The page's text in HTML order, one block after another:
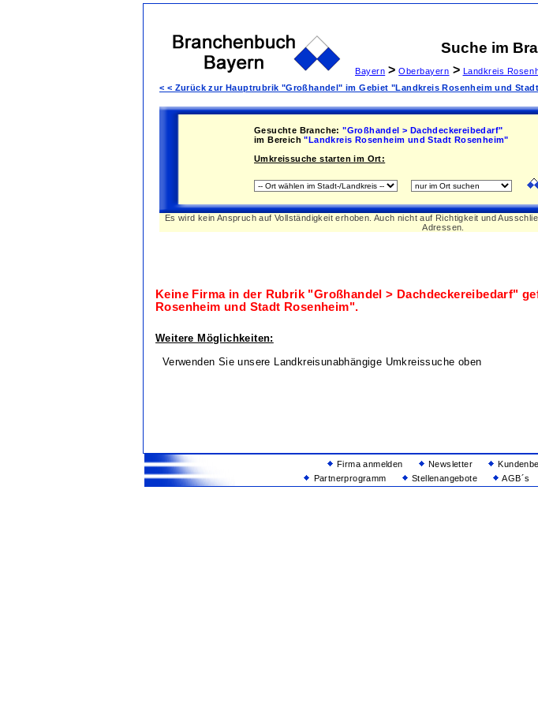
Suche im
Bayern > Oberbayern > Landkreis
< < Zurück zur Hauptrubrik "Großhandel" im Gebiet "Landkreis Rosenheim und
Gesuchte Branche: "Großhandel > Dachdeckereibedarf"
im Bereich "Landkreis Rosenheim und Stadt Rosenheim"
Umkreissuche starten im Ort:
Es wird kein Anspruch auf Vollständigkeit erhoben. Auch nicht auf Richtigkeit und
Adressen.
Keine Firma in der Rubrik "Großhandel > Dachdeckereibedarf"
Rosenheim und Stadt Rosenheim".
Weitere Möglichkeiten:
Verwenden Sie unsere Landkreisunabhängige Umkreissuche oben
Firma anmelden Newsletter
Partnerprogramm
Stellenangebote AGB´s